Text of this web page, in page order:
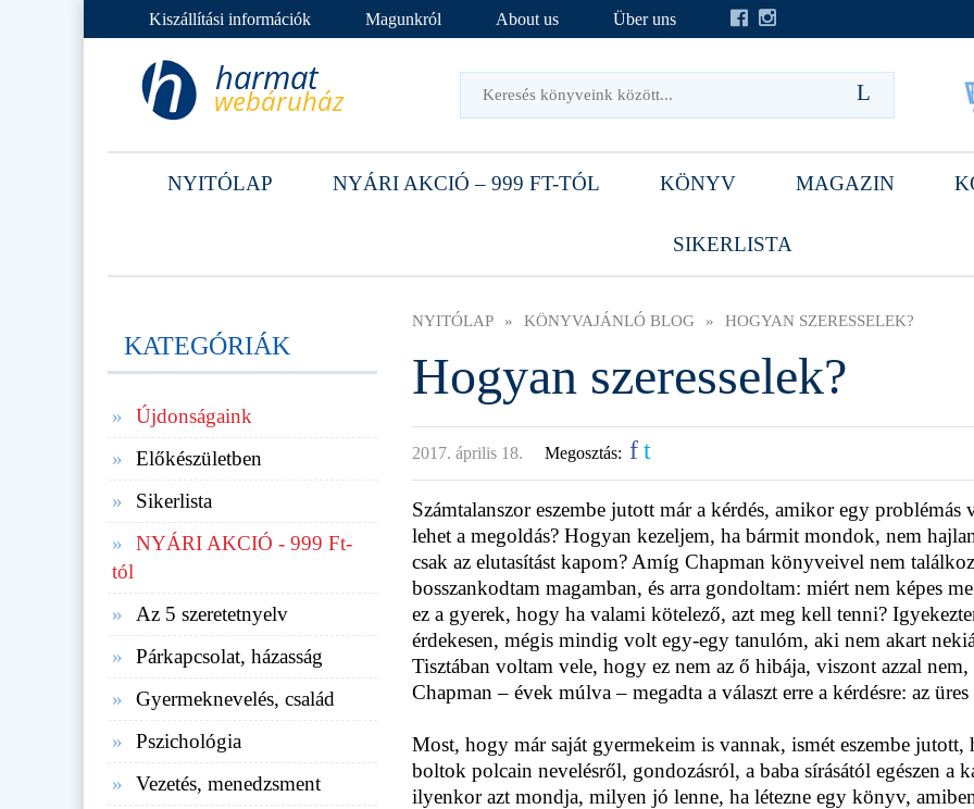
Kiszállítási információk Magunkról About us Über uns
NYITÓLAP NYÁRI AKCIÓ – 999 FT-TÓL KÖNYV MAGAZIN
SIKERLISTA
NYITÓLAP » KÖNYVAJÁNLÓ BLOG » HOGYAN SZERESSELEK?
Hogyan szeresselek?
2017. április 18. Megosztás: ft
Számtalanszor eszembe jutott már a kérdés, amikor egy
lehet a megoldás? Hogyan kezeljem, ha bármit mondok, nem
csak az elutasítást kapom? Amíg Chapman könyveivel nem
bosszankodtam magamban, és arra gondoltam: miért nem képes
ez a gyerek, hogy ha valami kötelező, azt meg kell tenni?
érdekesen, mégis mindig volt egy-egy tanulóm, aki nem akart
Tisztában voltam vele, hogy ez nem az ő hibája, viszont azzal
Chapman – évek múlva – megadta a választ erre a kérdésre: az üres
Most, hogy már saját gyermekeim is vannak, ismét eszembe
boltok polcain nevelésről, gondozásról, a baba sírásától egészen a
ilyenkor azt mondja, milyen jó lenne, ha létezne egy könyv,
KATEGÓRIÁK
Újdonságaink
Előkészületben
Sikerlista
NYÁRI AKCIÓ - 999 Ft-
tól
Az 5 szeretetnyelv
Párkapcsolat, házasság
Gyermeknevelés, család
Pszichológia
Vezetés, menedzsment